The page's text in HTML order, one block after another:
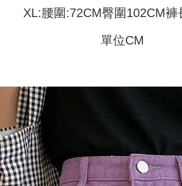
tidak
Selepas
kod bar
JKOPay, atau
[Nota Penting]
Perkhidmatan
dan
Tempoh
boleh
produk
lebih lama
pembayaran
Kedua,
1. Jumlah
NT$10,000.
NT$499 atau
NT$45/
NT$70/
XL:腰圍:72CM臀圍102CM褲
單位CM